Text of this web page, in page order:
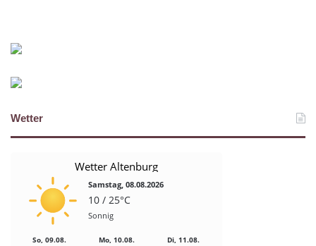
Wetter
Wetter Altenburg
Samstag, 08.08.2026
10 / 25°C
Sonnig
So, 09.08. Mo, 10.08. Di, 11.08.